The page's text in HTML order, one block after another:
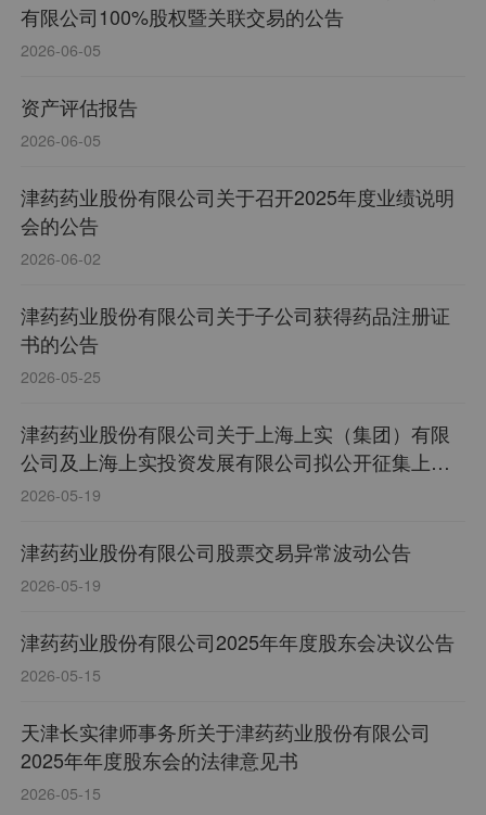
有限公司100%股权暨关联交易的公告
2026-06-05
资产评估报告
2026-06-05
津药药业股份有限公司关于召开2025年度业绩说明
会的公告
2026-06-02
津药药业股份有限公司关于子公司获得药品注册证
书的公告
2026-05-25
津药药业股份有限公司关于上海上实（集团）有限
公司及上海上实投资发展有限公司拟公开征集上海
琉璃光医药发展有限公司100%股权受让方的提示性
2026-05-19
津药药业股份有限公司股票交易异常波动公告
2026-05-19
津药药业股份有限公司2025年年度股东会决议公告
2026-05-15
天津长实律师事务所关于津药药业股份有限公司
2025年年度股东会的法律意见书
2026-05-15